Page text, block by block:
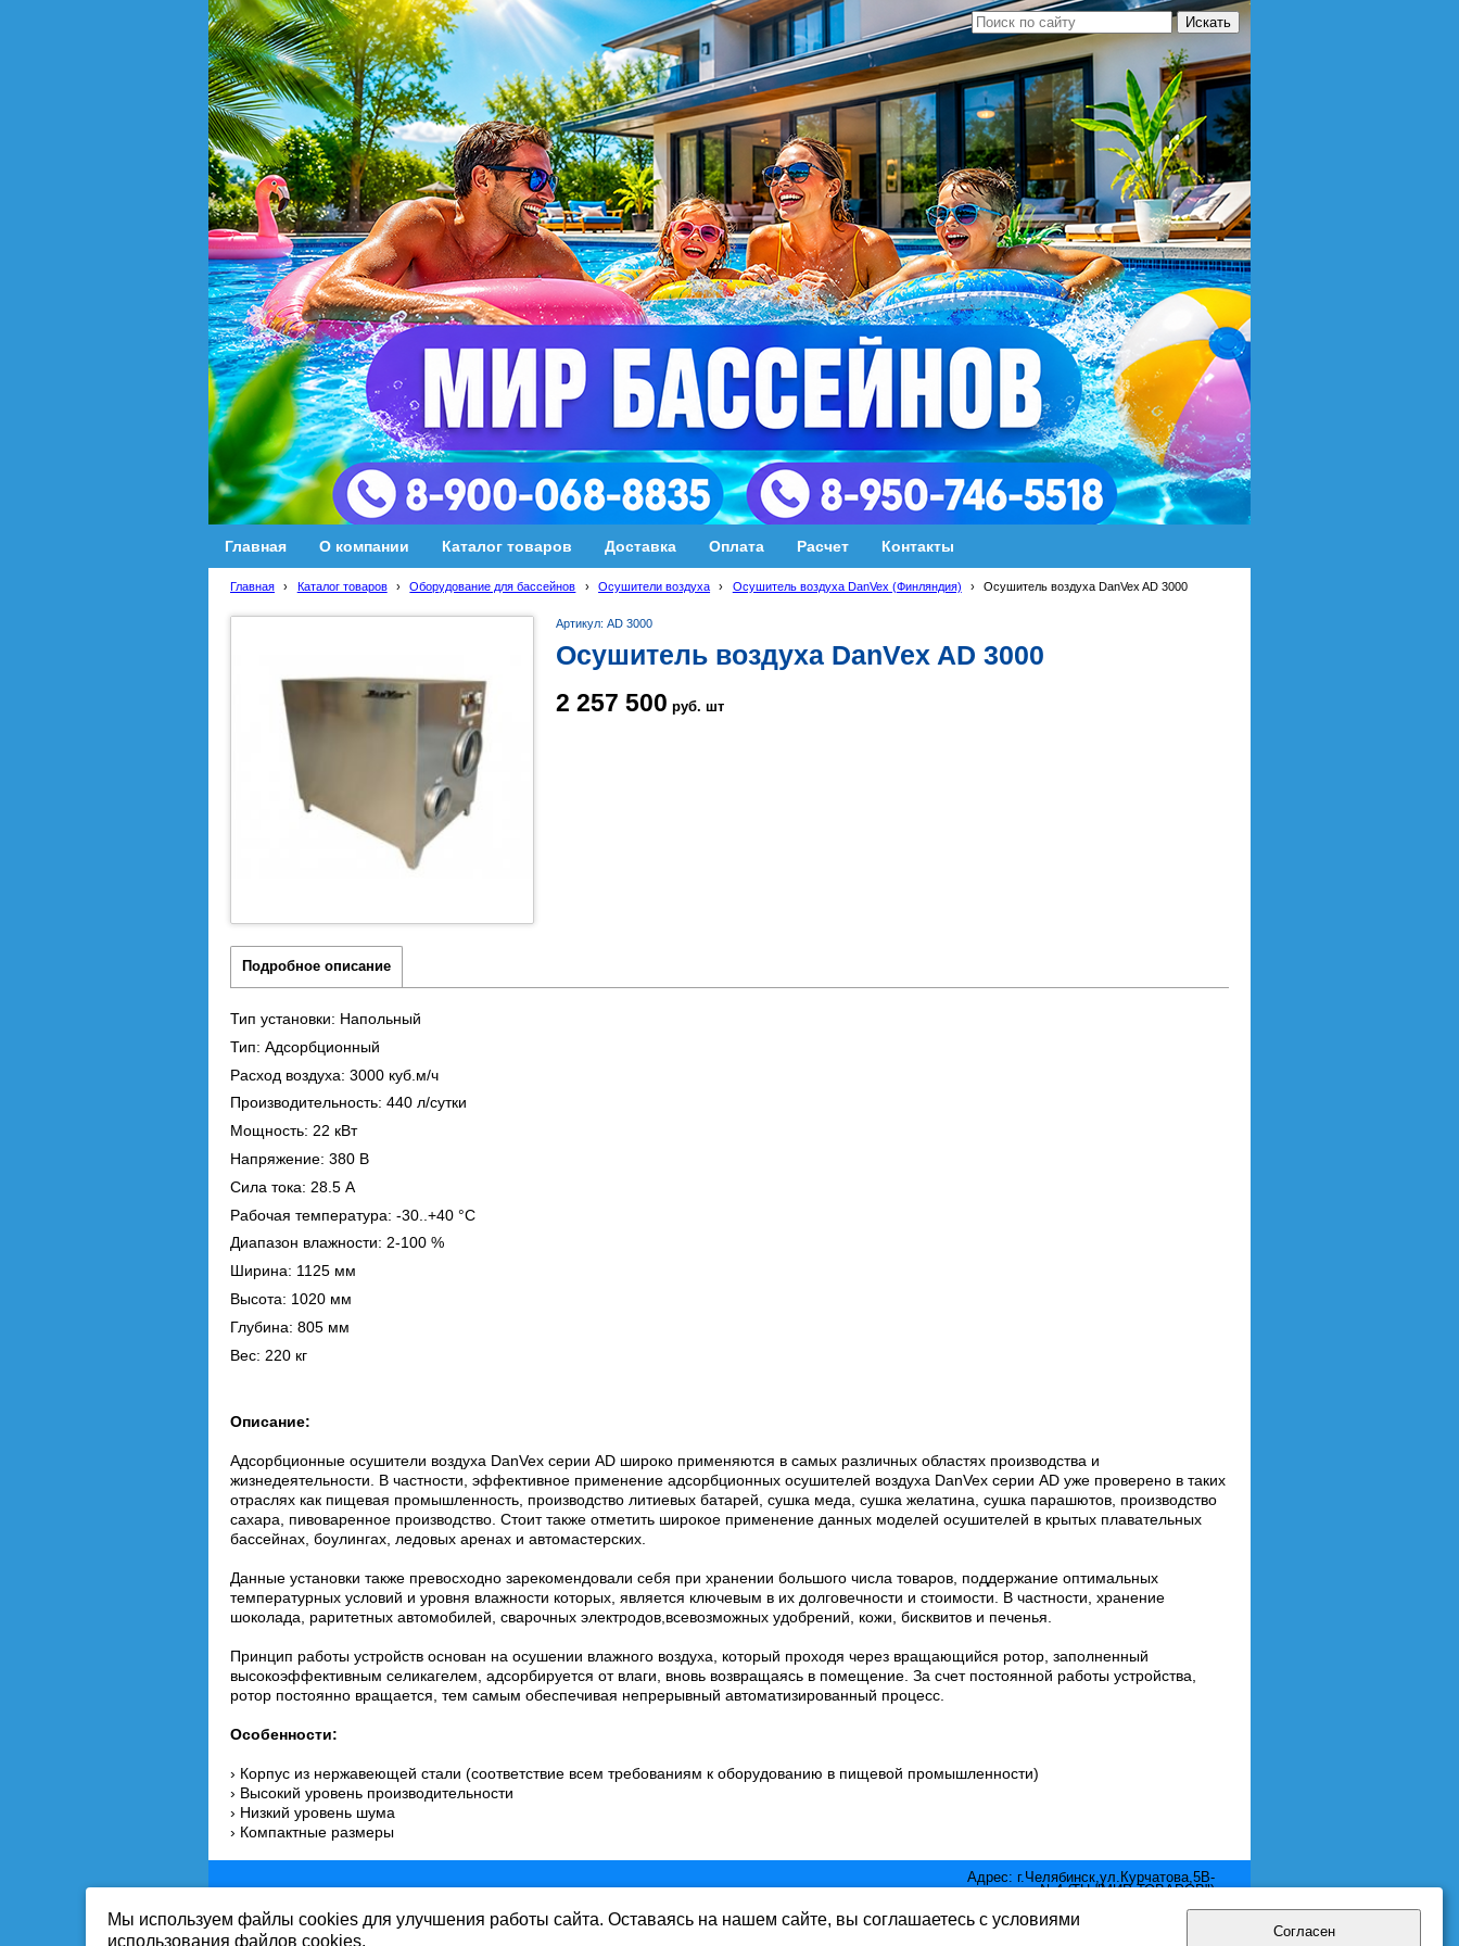
Главная О компании Каталог товаров Доставка Оплата Расчет Контакты
Главная › Каталог товаров › Оборудование для бассейнов › Осушители воздуха › Осушитель воздуха DanVex (Финляндия) › Осушитель воздуха DanVex AD 3000
Артикул: AD 3000
Осушитель воздуха DanVex AD 3000
2 257 500 руб. шт
Подробное описание
Тип установки: Напольный
Тип: Адсорбционный
Расход воздуха: 3000 куб.м/ч
Производительность: 440 л/сутки
Мощность: 22 кВт
Напряжение: 380 В
Сила тока: 28.5 А
Рабочая температура: -30..+40 °C
Диапазон влажности: 2-100 %
Ширина: 1125 мм
Высота: 1020 мм
Глубина: 805 мм
Вес: 220 кг
Описание:
Адсорбционные осушители воздуха DanVex серии AD широко применяются в самых различных областях производства и
жизнедеятельности. В частности, эффективное применение адсорбционных осушителей воздуха DanVex серии AD уже проверено в таких
отраслях как пищевая промышленность, производство литиевых батарей, сушка меда, сушка желатина, сушка парашютов, производство
сахара, пивоваренное производство. Стоит также отметить широкое применение данных моделей осушителей в крытых плавательных
бассейнах, боулингах, ледовых аренах и автомастерских.
Данные установки также превосходно зарекомендовали себя при хранении большого числа товаров, поддержание оптимальных
температурных условий и уровня влажности которых, является ключевым в их долговечности и стоимости. В частности, хранение
шоколада, раритетных автомобилей, сварочных электродов,всевозможных удобрений, кожи, бисквитов и печенья.
Принцип работы устройств основан на осушении влажного воздуха, который проходя через вращающийся ротор, заполненный
высокоэффективным селикагелем, адсорбируется от влаги, вновь возвращаясь в помещение. За счет постоянной работы устройства,
ротор постоянно вращается, тем самым обеспечивая непрерывный автоматизированный процесс.
Особенности:
› Корпус из нержавеющей стали (соответствие всем требованиям к оборудованию в пищевой промышленности)
› Высокий уровень производительности
› Низкий уровень шума
› Компактные размеры
Адрес: г.Челябинск,ул.Курчатова,5В-
отдел №4 (ТЦ "МИР ТОВАРОВ")
Email: mir.pool@yandex.ru
Вся информация на сайте-собственность www.mirbass.ru
Публикация информации с сайта www.mirbass.ru бе разрешения запрещена. Все права защищены.
Мы используем файлы cookies для улучшения работы сайта. Оставаясь на нашем сайте, вы соглашаетесь с условиями
использования файлов cookies.
Согласен